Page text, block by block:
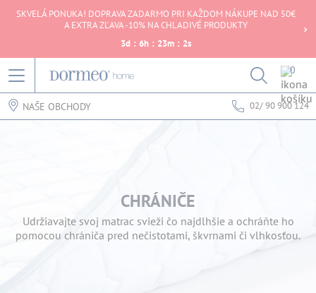
SKVELÁ PONUKA! DOPRAVA ZADARMO PRI KAŽDOM NÁKUPE NAD 50€
A EXTRA ZĽAVA -10% NA CHLADIVÉ PRODUKTY
3d : 6h : 23m : 2s
0
NAŠE OBCHODY 02/ 90 900 124
CHRÁNIČE
Udržiavajte svoj matrac svieži čo najdlhšie a ochráňte ho
pomocou chrániča pred nečistotami, škvrnami či vlhkosťou.